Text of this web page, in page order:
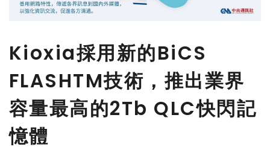
Kioxia採用新的BiCS
FLASHTM技術，推出業界
容量最高的2Tb QLC快閃記
憶體